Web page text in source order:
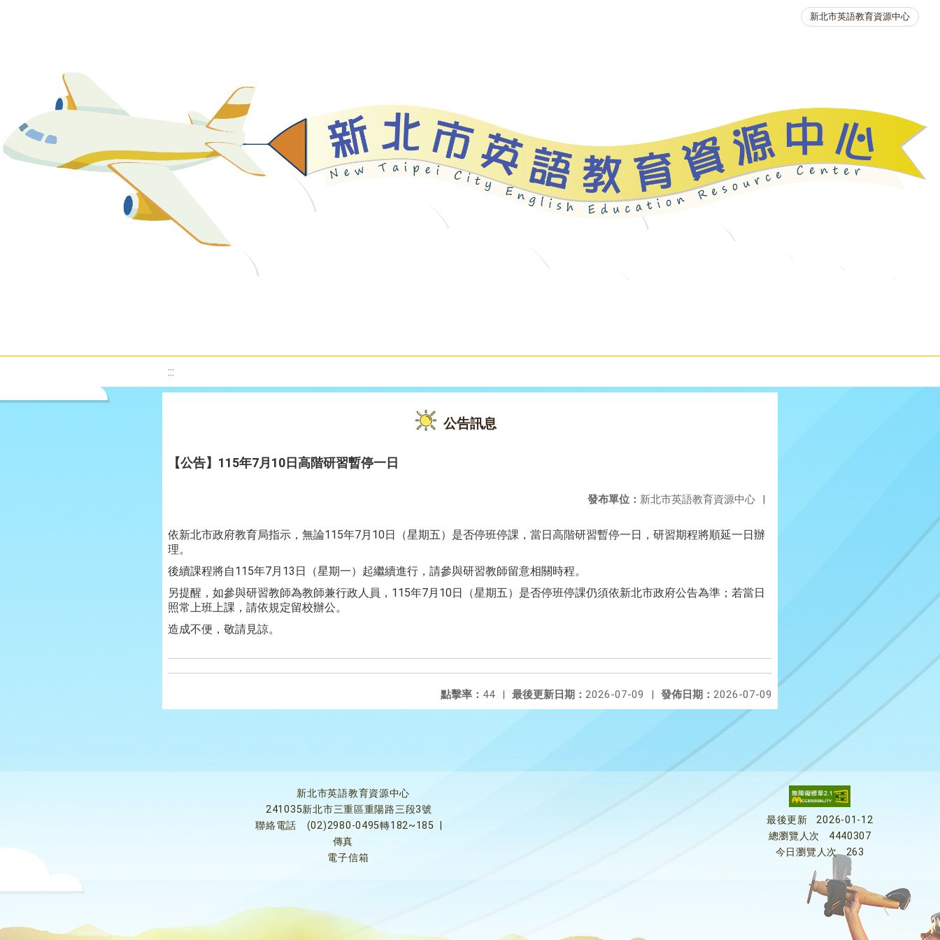
新北市英語教育資源中心
:::
公告訊息
【公告】115年7月10日高階研習暫停一日
發布單位： 新北市英語教育資源中心 |
依新北市政府教育局指示，無論115年7月10日（星期五）是否停班停課，當日高階研習暫停一日，研習期程將順延一日辦
理。
後續課程將自115年7月13日（星期一）起繼續進行，請參與研習教師留意相關時程。
另提醒，如參與研習教師為教師兼行政人員，115年7月10日（星期五）是否停班停課仍須依新北市政府公告為準；若當日
照常上班上課，請依規定留校辦公。
造成不便，敬請見諒。
發佈日期： 2026-07-09
最後更新日期： 2026-07-09 |
點擊率： 44 |
新北市英語教育資源中心
241035新北市三重區重陽路三段3號
聯絡電話
(02)2980-0495轉182~185
傳真
電子信箱
最後更新
2026-01-12
總瀏覽人次
4440307
今日瀏覽人次
263